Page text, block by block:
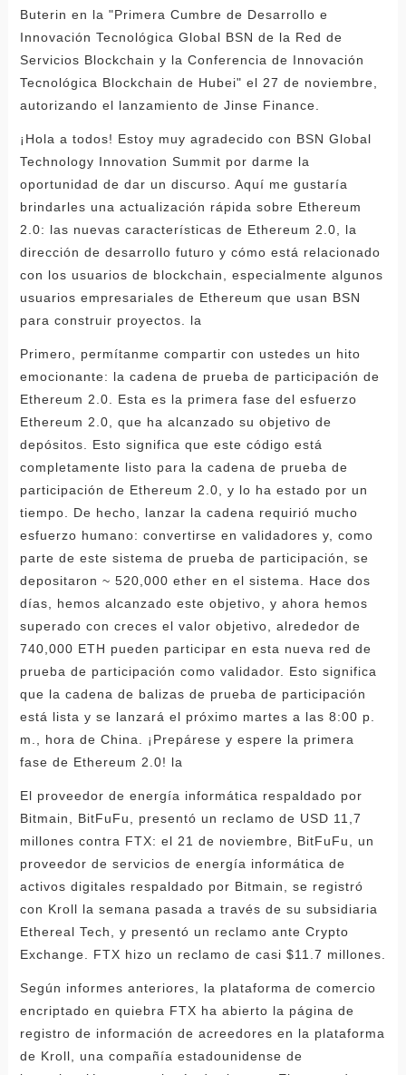
Buterin en la "Primera Cumbre de Desarrollo e
Innovación Tecnológica Global BSN de la Red de
Servicios Blockchain y la Conferencia de Innovación
Tecnológica Blockchain de Hubei" el 27 de noviembre,
autorizando el lanzamiento de Jinse Finance.
¡Hola a todos! Estoy muy agradecido con BSN Global
Technology Innovation Summit por darme la
oportunidad de dar un discurso. Aquí me gustaría
brindarles una actualización rápida sobre Ethereum
2.0: las nuevas características de Ethereum 2.0, la
dirección de desarrollo futuro y cómo está relacionado
con los usuarios de blockchain, especialmente algunos
usuarios empresariales de Ethereum que usan BSN
para construir proyectos. la
Primero, permítanme compartir con ustedes un hito
emocionante: la cadena de prueba de participación de
Ethereum 2.0. Esta es la primera fase del esfuerzo
Ethereum 2.0, que ha alcanzado su objetivo de
depósitos. Esto significa que este código está
completamente listo para la cadena de prueba de
participación de Ethereum 2.0, y lo ha estado por un
tiempo. De hecho, lanzar la cadena requirió mucho
esfuerzo humano: convertirse en validadores y, como
parte de este sistema de prueba de participación, se
depositaron ~ 520,000 ether en el sistema. Hace dos
días, hemos alcanzado este objetivo, y ahora hemos
superado con creces el valor objetivo, alrededor de
740,000 ETH pueden participar en esta nueva red de
prueba de participación como validador. Esto significa
que la cadena de balizas de prueba de participación
está lista y se lanzará el próximo martes a las 8:00 p.
m., hora de China. ¡Prepárese y espere la primera
fase de Ethereum 2.0! la
El proveedor de energía informática respaldado por
Bitmain, BitFuFu, presentó un reclamo de USD 11,7
millones contra FTX: el 21 de noviembre, BitFuFu, un
proveedor de servicios de energía informática de
activos digitales respaldado por Bitmain, se registró
con Kroll la semana pasada a través de su subsidiaria
Ethereal Tech, y presentó un reclamo ante Crypto
Exchange. FTX hizo un reclamo de casi $11.7 millones.
Según informes anteriores, la plataforma de comercio
encriptado en quiebra FTX ha abierto la página de
registro de información de acreedores en la plataforma
de Kroll, una compañía estadounidense de